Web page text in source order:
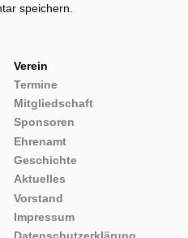
speichern.
Verein
Termine
Mitgliedschaft
Sponsoren
Ehrenamt
Geschichte
Aktuelles
Vorstand
Impressum